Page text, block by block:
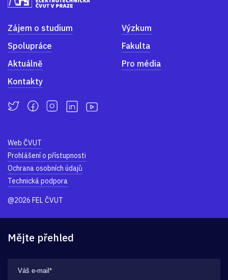
Zájem o studium
Výzkum
Spolupráce
Fakulta
Aktuálně
Pro média
Kontakty
Web ČVUT
Prohlášení o přístupnosti
Ochrana osobních údajů
Technická podpora
@2026 FEL ČVUT
Mějte přehled